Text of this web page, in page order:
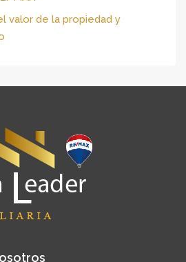
valor de la propiedad y